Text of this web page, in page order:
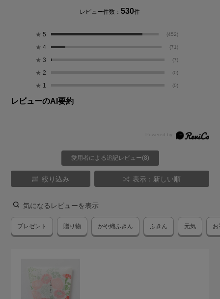
レビュー件数：530件
★ 5 (452)
★ 4 (71)
★ 3 (7)
★ 2 (0)
★ 1 (0)
レビューのAI要約
愛用者による追記レビュー(8)
絞り込み 表示：新しい順
気になるレビューを表示
プレゼント 贈り物 かや織ふきん ふきん 元気 お